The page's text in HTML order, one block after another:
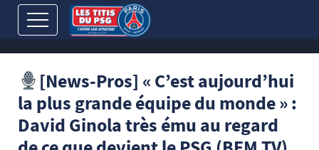
[News-Pros] « C’est aujourd’hui
la plus grande équipe du monde » :
David Ginola très ému au regard